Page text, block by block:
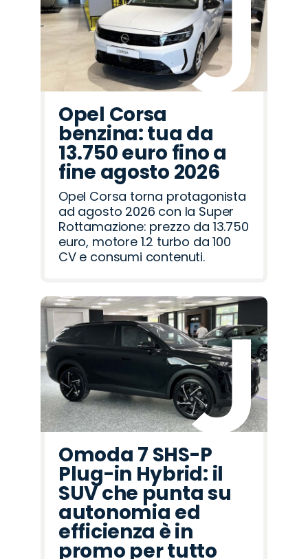
Opel Corsa
benzina: tua da
13.750 euro fino a
fine agosto 2026
Opel Corsa torna protagonista
ad agosto 2026 con la Super
Rottamazione: prezzo da 13.750
euro, motore 1.2 turbo da 100
CV e consumi contenuti.
Omoda 7 SHS-P
Plug-in Hybrid: il
SUV che punta su
autonomia ed
efficienza è in
promo per tutto